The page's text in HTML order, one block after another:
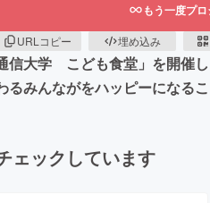
もう一度プ
URLコピー 埋め込み
信大学 こども食堂」を開催
みんながをハッピーになるこ
ェックしています